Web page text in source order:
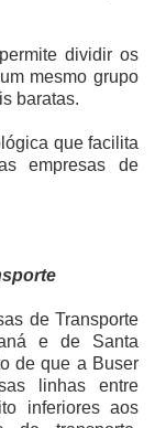
dividir os
mesmo grupo
baratas.
que facilita
empresas de
de Transporte
e de Santa
de que a Buser
linhas entre
inferiores aos